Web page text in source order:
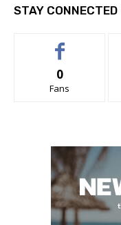
STAY CONNECTED
0
Fans